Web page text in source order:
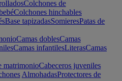
Colchones de
Colchones hinchables
Base tapizadasSomieresPatas de
Camas doblesCamas
Camas infantilesLiterasCamas
matrimonioCabeceros juveniles
AlmohadasProtectores de